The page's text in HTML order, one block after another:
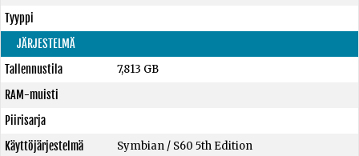
Tyyppi
JÄRJESTELMÄ
Tallennustila
7,813 GB
RAM-muisti
Piirisarja
Käyttöjärjestelmä
Symbian / S60 5th Edition